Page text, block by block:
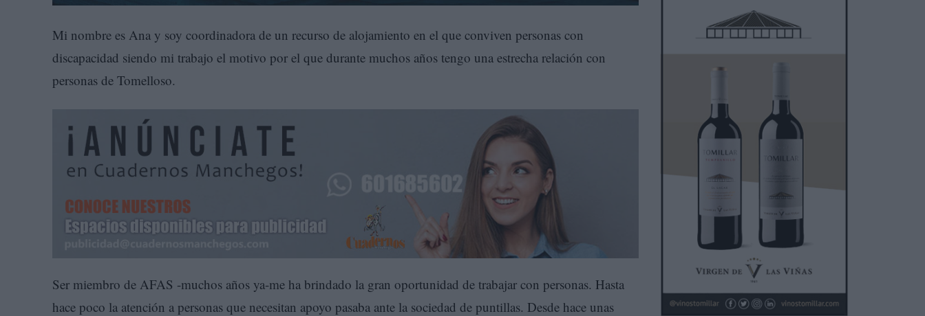
Mi nombre es Ana y soy coordinadora de un recurso de alojamiento en el que conviven personas con
discapacidad siendo mi trabajo el motivo por el que durante muchos años tengo una estrecha relación con
personas de Tomelloso.
Ser miembro de AFAS -muchos años ya-me ha brindado la gran oportunidad de trabajar con personas. Hasta
hace poco la atención a personas que necesitan apoyo pasaba ante la sociedad de puntillas. Desde hace unas